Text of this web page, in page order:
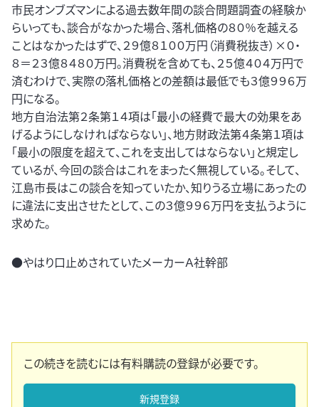
市民オンブズマンによる過去数年間の談合問題調査の経験か
らいっても、談合がなかった場合、落札価格の８０％を越える
ことはなかったはずで、２９億８１００万円（消費税抜き）×０・
８＝２３億８４８０万円。消費税を含めても、２５億４０４万円で
済むわけで、実際の落札価格との差額は最低でも３億９９６万
円になる。
地方自治法第２条第１４項は「最小の経費で最大の効果をあ
げるようにしなければならない」、地方財政法第４条第１項は
「最小の限度を超えて、これを支出してはならない」と規定し
ているが、今回の談合はこれをまったく無視している。そして、
江島市長はこの談合を知っていたか、知りうる立場にあったの
に違法に支出させたとして、この３億９９６万円を支払うように
求めた。
●やはり口止めされていたメーカーＡ社幹部
この続きを読むには有料購読の登録が必要です。
新規登録